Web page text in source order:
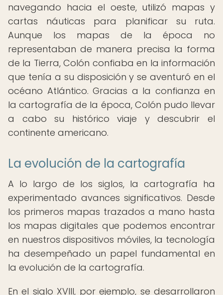
navegando hacia el oeste, utilizó mapas y
cartas náuticas para planificar su ruta.
Aunque los mapas de la época no
representaban de manera precisa la forma
de la Tierra, Colón confiaba en la información
que tenía a su disposición y se aventuró en el
océano Atlántico. Gracias a la confianza en
la cartografía de la época, Colón pudo llevar
a cabo su histórico viaje y descubrir el
continente americano.
La evolución de la cartografía
A lo largo de los siglos, la cartografía ha
experimentado avances significativos. Desde
los primeros mapas trazados a mano hasta
los mapas digitales que podemos encontrar
en nuestros dispositivos móviles, la tecnología
ha desempeñado un papel fundamental en
la evolución de la cartografía.
En el siglo XVIII, por ejemplo, se desarrollaron